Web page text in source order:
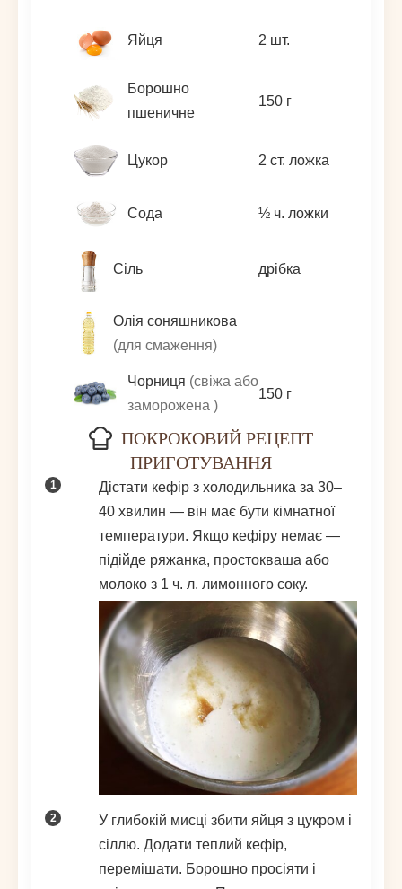
Яйця 2 шт.
Борошно
пшеничне
150 г
Цукор 2 ст. ложка
Сода ½ ч. ложки
Сіль дрібка
Олія соняшникова
(для смаження)
Чорниця (свіжа або
заморожена )
150 г
ПОКРОКОВИЙ РЕЦЕПТ
ПРИГОТУВАННЯ
Дістати кефір з холодильника за 30–
40 хвилин — він має бути кімнатної
температури. Якщо кефіру немає —
підійде ряжанка, простокваша або
молоко з 1 ч. л. лимонного соку.
У глибокій мисці збити яйця з цукром і
сіллю. Додати теплий кефір,
перемішати. Борошно просіяти і